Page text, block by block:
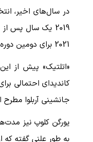
در سال‌های اخیر،
2021 برای دومین دوره به برنابئو بازگشت.
«اتلتیک» پیش از
کاندیدای احتمالی
جانشینی آربلوا
یورگن کلوپ نیز
به طور علنی گفته که از نقش